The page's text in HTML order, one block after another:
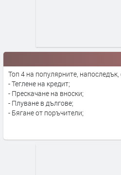
Топ 4 на популярните,
- Теглене на кредит;
- Прескачане на вноски;
- Плуване в дългове;
- Бягане от поръчители;